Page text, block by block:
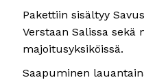
Pakettiin sisältyy
Verstaan Salissa sekä
majoitusyksiköissä.
Saapuminen